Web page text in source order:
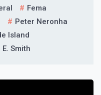
Fema
Peter Neronha
Island
Smith